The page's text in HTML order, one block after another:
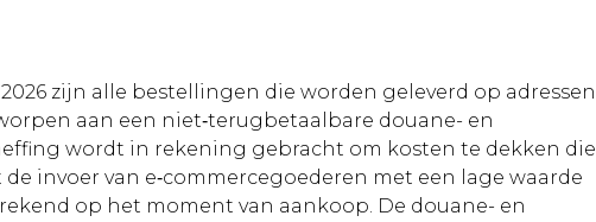
zijn alle bestellingen die worden geleverd op adressen
aan een niet‑terugbetaalbare douane- en
wordt in rekening gebracht om kosten te dekken die
invoer van e‑commercegoederen met een lage waarde
op het moment van aankoop. De douane- en